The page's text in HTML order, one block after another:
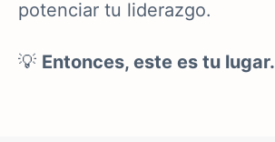
potenciar tu liderazgo.
💡 Entonces, este es tu lugar.